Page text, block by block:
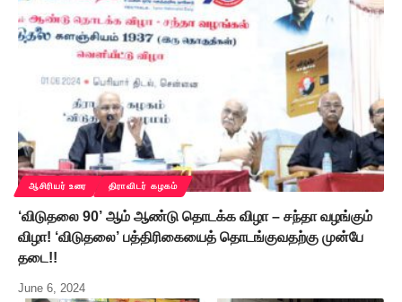
ஆசிரியர் உரை திராவிடர் கழகம்
‘விடுதலை 90’ ஆம் ஆண்டு தொடக்க விழா – சந்தா வழங்கும்
விழா! ‘விடுதலை’ பத்திரிகையைத் தொடங்குவதற்கு முன்பே
தடை!!
June 6, 2024